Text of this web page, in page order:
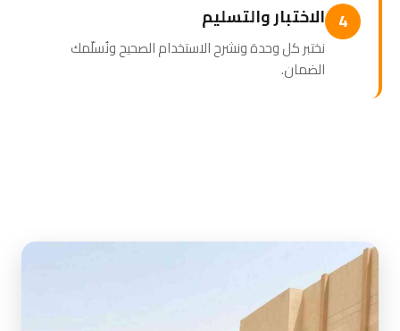
4 الاختبار والتسليم
نختبر كل وحدة ونشرح الاستخدام الصحيح ونُسلّمك
الضمان.